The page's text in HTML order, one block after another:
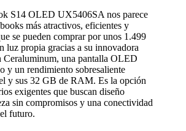
S14 OLED UX5406SA nos parece
más atractivos, eficientes y
se pueden comprar por unos 1.499
luz propia gracias a su innovadora
Ceraluminum, una pantalla OLED
y un rendimiento sobresaliente
y sus 32 GB de RAM. Es la opción
exigentes que buscan diseño
sin compromisos y una conectividad
futuro.